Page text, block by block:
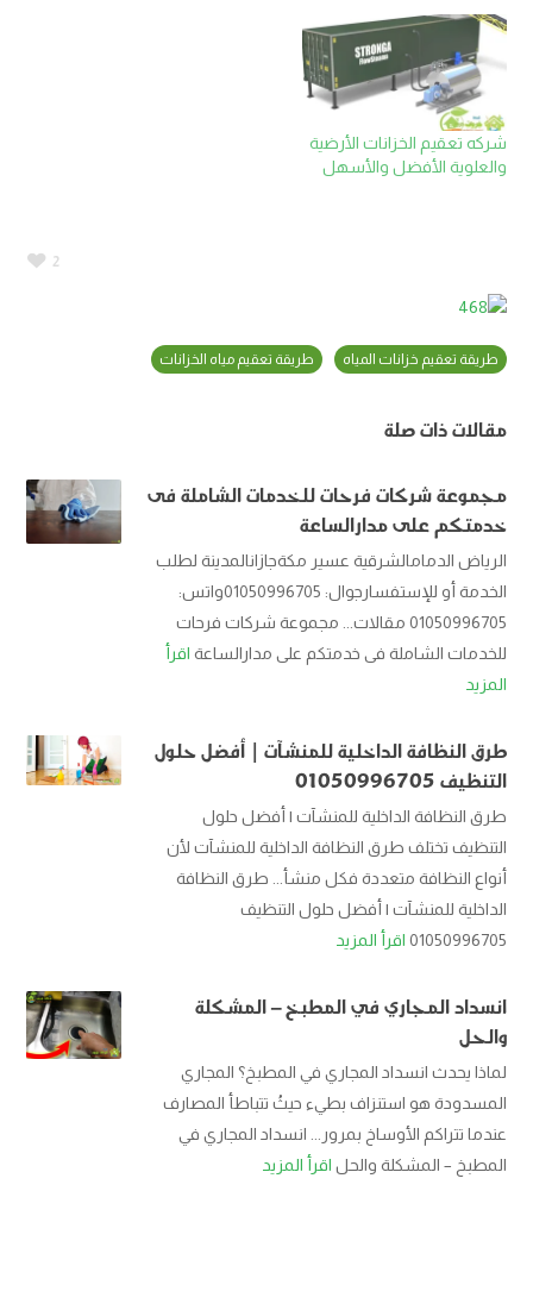
شركه تعقيم الخزانات الأرضية
والعلوية الأفضل والأسهل
2
طريقة تعقيم خزانات المياه طريقة تعقيم مياه الخزانات
مقالات ذات صلة
مجموعة شركات فرحات للخدمات الشاملة فى
خدمتكم على مدارالساعة
الرياض الدمامالشرقية عسير مكةجازانالمدينة لطلب
الخدمة أو للإستفسارجوال: 01050996705واتس:
01050996705 مقالات... مجموعة شركات فرحات
للخدمات الشاملة فى خدمتكم على مدارالساعة اقرأ
المزيد
طرق النظافة الداخلية للمنشآت | أفضل حلول
التنظيف 01050996705
طرق النظافة الداخلية للمنشآت | أفضل حلول
التنظيف تختلف طرق النظافة الداخلية للمنشآت لأن
أنواع النظافة متعددة فكل منشأ... طرق النظافة
الداخلية للمنشآت | أفضل حلول التنظيف
01050996705 اقرأ المزيد
انسداد المجاري في المطبخ – المشكلة
والحل
لماذا يحدث انسداد المجاري في المطبخ؟ المجاري
المسدودة هو استنزاف بطيء حيثُ تتباطأ المصارف
عندما تتراكم الأوساخ بمرور... انسداد المجاري في
المطبخ – المشكلة والحل اقرأ المزيد